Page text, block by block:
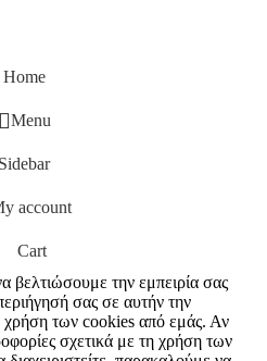
Home
Menu
Sidebar
account
Cart
βελτιώσουμε την εμπειρία σας
σας σε αυτήν την
χρήση των cookies από εμάς. Αν
σχετικά με τη χρήση των